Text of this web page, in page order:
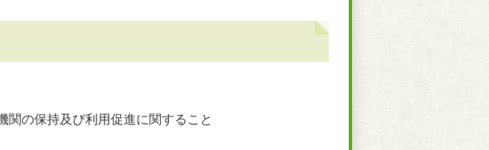
関の保持及び利用促進に関すること